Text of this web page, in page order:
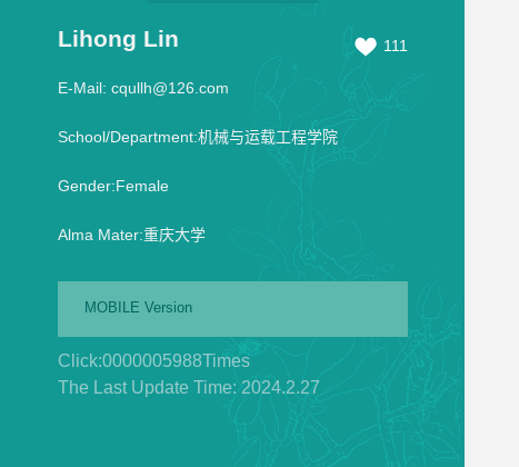
Lihong Lin 111
E-Mail: cqullh@126.com
School/Department:机械与运载工程学院
Gender:Female
Alma Mater:重庆大学
MOBILE Version
Click:0000005988Times
The Last Update Time: 2024.2.27